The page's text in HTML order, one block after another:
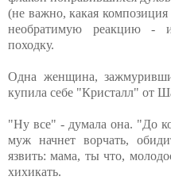
(не важно, какая композиция
необратимую реакцию -
походку.
Одна женщина,
купила себе "Кристалл" от
"Ну все" - думала она. "До
муж начнет ворчать,
язвить: мама, ты что,
хихикать.